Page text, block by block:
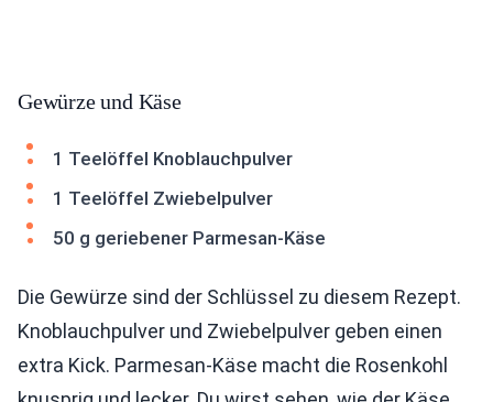
Gewürze und Käse
1 Teelöffel Knoblauchpulver
1 Teelöffel Zwiebelpulver
50 g geriebener Parmesan-Käse
Die Gewürze sind der Schlüssel zu diesem Rezept.
Knoblauchpulver und Zwiebelpulver geben einen
extra Kick. Parmesan-Käse macht die Rosenkohl